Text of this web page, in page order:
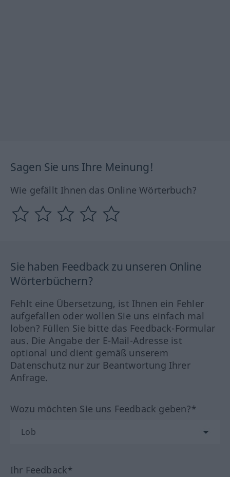
Sagen Sie uns Ihre Meinung!
Wie gefällt Ihnen das Online Wörterbuch?
Sie haben Feedback zu unseren Online
Wörterbüchern?
Fehlt eine Übersetzung, ist Ihnen ein Fehler
aufgefallen oder wollen Sie uns einfach mal
loben? Füllen Sie bitte das Feedback-Formular
aus. Die Angabe der E-Mail-Adresse ist
optional und dient gemäß unserem
Datenschutz nur zur Beantwortung Ihrer
Anfrage.
Wozu möchten Sie uns Feedback geben?*
Ihr Feedback*